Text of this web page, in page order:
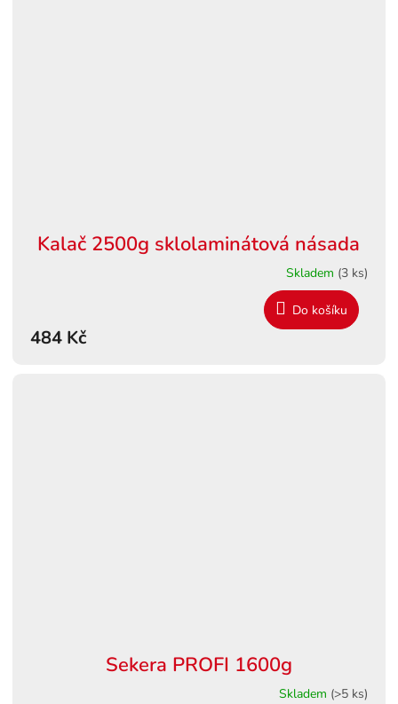
Kalač 2500g sklolaminátová násada
Skladem (3 ks)
484 Kč
Do košíku
Sekera PROFI 1600g
Skladem (>5 ks)